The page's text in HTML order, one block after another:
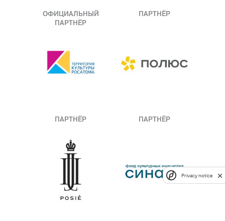
ОФИЦИАЛЬНЫЙ
ПАРТНЁР
ПАРТНЁР
ПАРТНЁР ПАРТНЁР
Privacy notice